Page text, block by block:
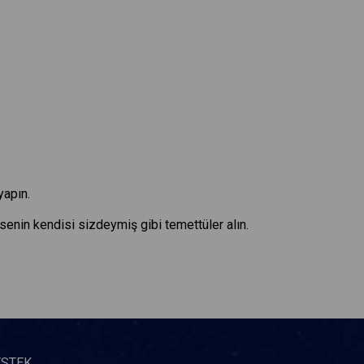
kendisi sizdeymiş gibi temettüler alın.